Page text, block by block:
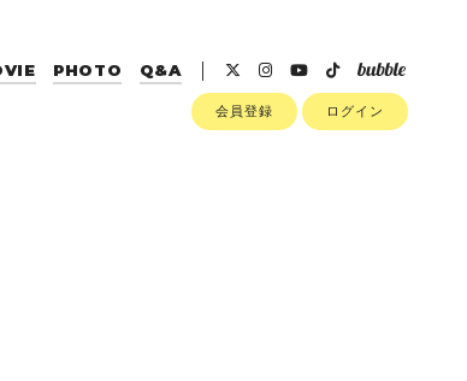
PHOTO Q&A
会員登録 ログイン